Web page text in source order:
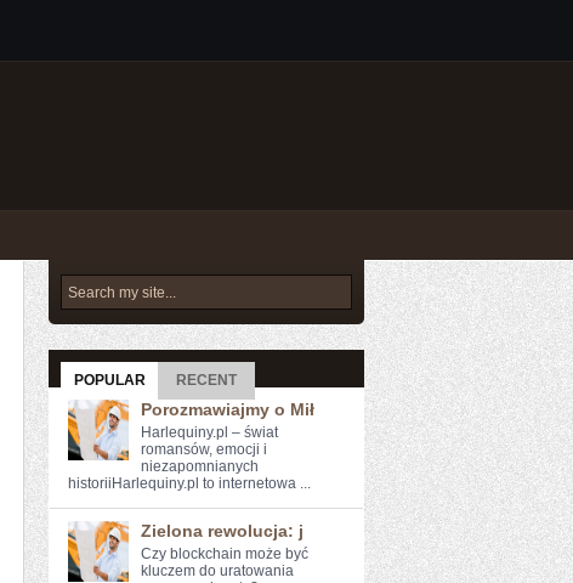
POPULAR RECENT
Porozmawiajmy o Mił
Harlequiny.pl – świat
romansów, emocji i
niezapomnianych
historiiHarlequiny.pl to internetowa ...
Zielona rewolucja: j
Czy blockchain może być
kluczem do uratowania